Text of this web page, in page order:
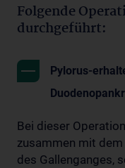
Folgende
durchgeführt:
Pylorus-
Bei dieser
zusammen mit
des Gallenganges,